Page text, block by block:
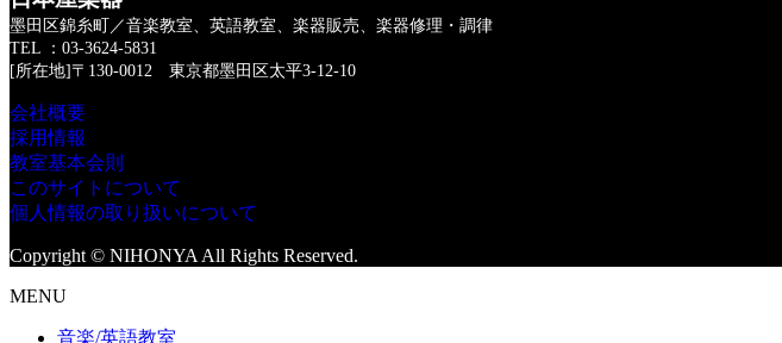
墨田区錦糸町／音楽教室、英語教室、楽器販売、楽器修理・調律
TEL ：03-3624-5831
[所在地]〒130-0012 東京都墨田区太平3-12-10
会社概要
採用情報
教室基本会則
このサイトについて
個人情報の取り扱いについて
Copyright © NIHONYA All Rights Reserved.
MENU
音楽/英語教室